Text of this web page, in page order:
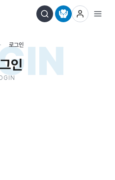
로그인
인